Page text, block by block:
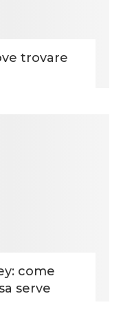
trovare
come
serve